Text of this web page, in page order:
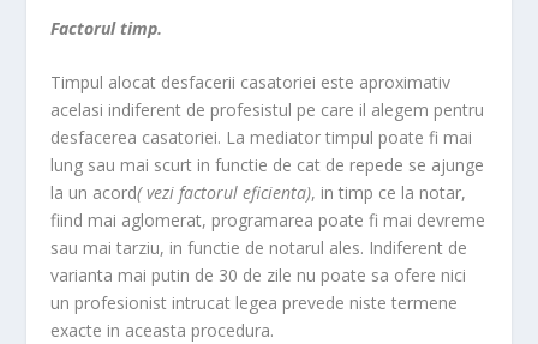
Factorul timp.
Timpul alocat desfacerii casatoriei este aproximativ
acelasi indiferent de profesistul pe care il alegem pentru
desfacerea casatoriei. La mediator timpul poate fi mai
lung sau mai scurt in functie de cat de repede se ajunge
la un acord( vezi factorul eficienta), in timp ce la notar,
fiind mai aglomerat, programarea poate fi mai devreme
sau mai tarziu, in functie de notarul ales. Indiferent de
varianta mai putin de 30 de zile nu poate sa ofere nici
un profesionist intrucat legea prevede niste termene
exacte in aceasta procedura.